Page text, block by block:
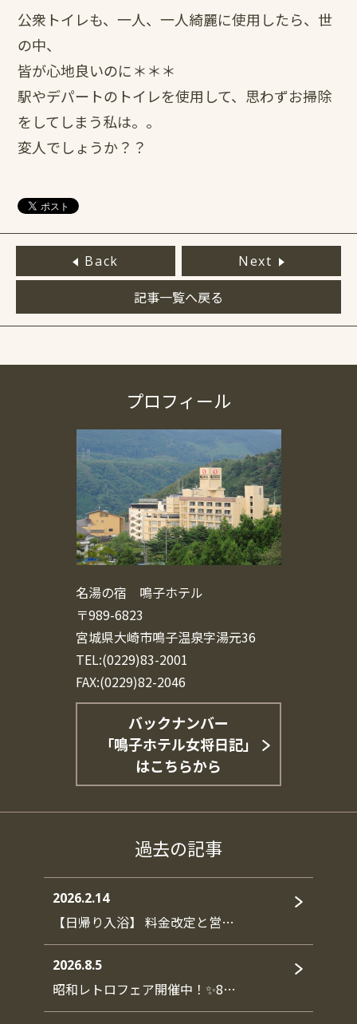
公衆トイレも、一人、一人綺麗に使用したら、世
の中、
皆が心地良いのに＊＊＊
駅やデパートのトイレを使用して、思わずお掃除
をしてしまう私は。。
変人でしょうか？？
Back Next
記事一覧へ戻る
プロフィール
名湯の宿 鳴子ホテル
〒989-6823
宮城県大崎市鳴子温泉字湯元36
TEL:(0229)83-2001
FAX:(0229)82-2046
バックナンバー
「鳴子ホテル女将日記」
はこちらから
過去の記事
2026.2.14
【日帰り入浴】 料金改定と営…
2026.8.5
昭和レトロフェア開催中！✨8…